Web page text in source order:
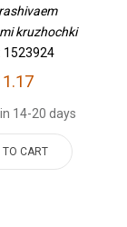
kruzhochki
1523924
14-20 days
TO CART